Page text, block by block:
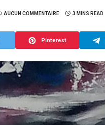
AUCUN COMMENTAIRE 3 MINS READ
Pinterest